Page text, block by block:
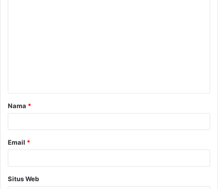
a
r
Nama *
Email *
Situs Web